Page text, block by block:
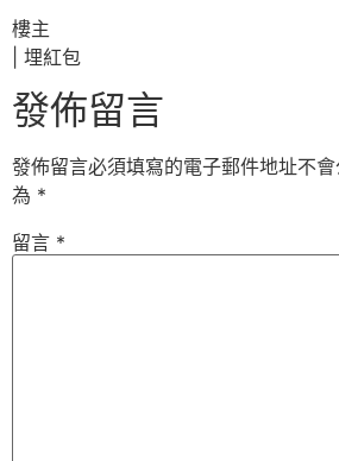
樓主
埋紅包
發佈留言
發佈留言必須填寫的電子郵件地址不會
為 *
留言 *